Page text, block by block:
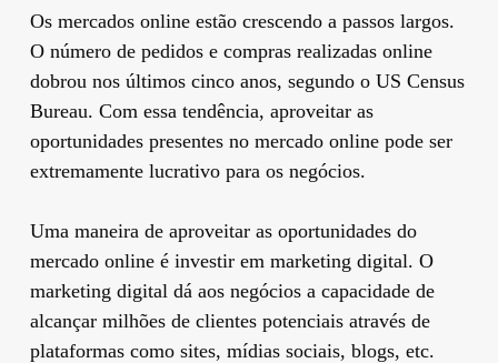
Os mercados online estão crescendo a passos largos.
O número de pedidos e compras realizadas online
dobrou nos últimos cinco anos, segundo o US Census
Bureau. Com essa tendência, aproveitar as
oportunidades presentes no mercado online pode ser
extremamente lucrativo para os negócios.
Uma maneira de aproveitar as oportunidades do
mercado online é investir em marketing digital. O
marketing digital dá aos negócios a capacidade de
alcançar milhões de clientes potenciais através de
plataformas como sites, mídias sociais, blogs, etc.